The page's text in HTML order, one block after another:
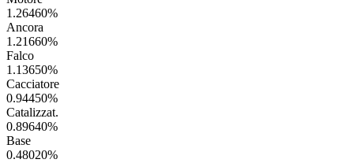
1.26460%
Ancora
1.21660%
Falco
1.13650%
Cacciatore
0.94450%
Catalizzat.
0.89640%
Base
0.48020%